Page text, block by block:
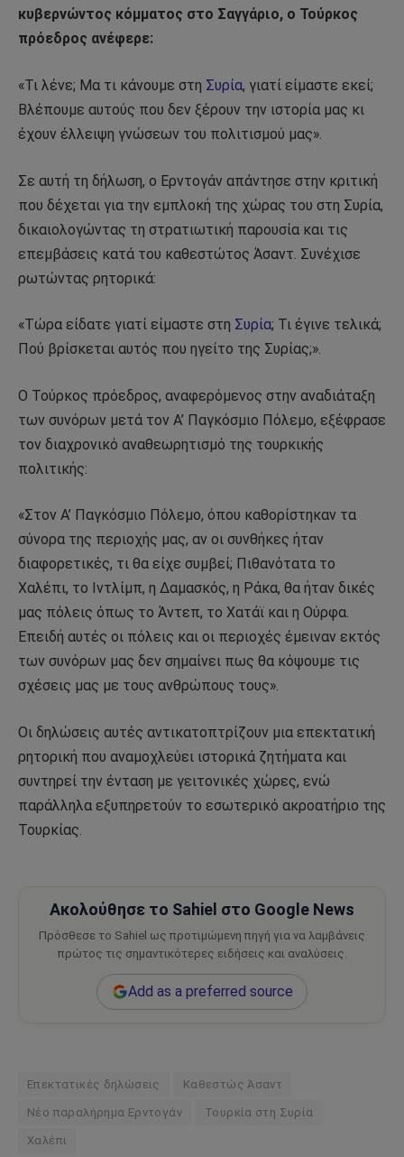
κυβερνώντος κόμματος στο Σαγγάριο, ο Τούρκος
πρόεδρος ανέφερε:
«Τι λένε; Μα τι κάνουμε στη Συρία, γιατί είμαστε εκεί;
Βλέπουμε αυτούς που δεν ξέρουν την ιστορία μας κι
έχουν έλλειψη γνώσεων του πολιτισμού μας».
Σε αυτή τη δήλωση, ο Ερντογάν απάντησε στην κριτική
που δέχεται για την εμπλοκή της χώρας του στη Συρία,
δικαιολογώντας τη στρατιωτική παρουσία και τις
επεμβάσεις κατά του καθεστώτος Άσαντ. Συνέχισε
ρωτώντας ρητορικά:
«Τώρα είδατε γιατί είμαστε στη Συρία; Τι έγινε τελικά;
Πού βρίσκεται αυτός που ηγείτο της Συρίας;».
Ο Τούρκος πρόεδρος, αναφερόμενος στην αναδιάταξη
των συνόρων μετά τον Α’ Παγκόσμιο Πόλεμο, εξέφρασε
τον διαχρονικό αναθεωρητισμό της τουρκικής
πολιτικής:
«Στον Α’ Παγκόσμιο Πόλεμο, όπου καθορίστηκαν τα
σύνορα της περιοχής μας, αν οι συνθήκες ήταν
διαφορετικές, τι θα είχε συμβεί; Πιθανότατα το
Χαλέπι, το Ιντλίμπ, η Δαμασκός, η Ράκα, θα ήταν δικές
μας πόλεις όπως το Άντεπ, το Χατάϊ και η Ούρφα.
Επειδή αυτές οι πόλεις και οι περιοχές έμειναν εκτός
των συνόρων μας δεν σημαίνει πως θα κόψουμε τις
σχέσεις μας με τους ανθρώπους τους».
Οι δηλώσεις αυτές αντικατοπτρίζουν μια επεκτατική
ρητορική που αναμοχλεύει ιστορικά ζητήματα και
συντηρεί την ένταση με γειτονικές χώρες, ενώ
παράλληλα εξυπηρετούν το εσωτερικό ακροατήριο της
Τουρκίας.
Ακολούθησε το Sahiel στο Google News
Πρόσθεσε το Sahiel ως προτιμώμενη πηγή για να λαμβάνεις
πρώτος τις σημαντικότερες ειδήσεις και αναλύσεις.
Add as a preferred source
Επεκτατικές δηλώσεις Καθεστώς Άσαντ
Νέο παραλήρημα Ερντογάν Τουρκία στη Συρία
Χαλέπι